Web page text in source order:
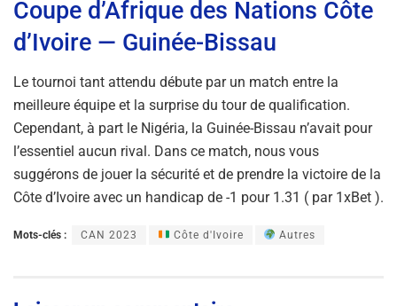
Coupe d’Afrique des Nations Côte
d’Ivoire — Guinée-Bissau
Le tournoi tant attendu débute par un match entre la
meilleure équipe et la surprise du tour de qualification.
Cependant, à part le Nigéria, la Guinée-Bissau n’avait pour
l’essentiel aucun rival. Dans ce match, nous vous
suggérons de jouer la sécurité et de prendre la victoire de la
Côte d’Ivoire avec un handicap de -1 pour 1.31 ( par 1xBet ).
Mots-clés : CAN 2023 Côte d'Ivoire Autres